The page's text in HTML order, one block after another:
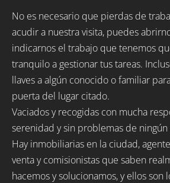
No es necesario que pierdas de
acudir a nuestra visita, puedes
indicarnos el trabajo que tenemos
tranquilo a gestionar tus tareas.
llaves a algún conocido o familiar
puerta del lugar citado.
Vaciados y recogidas con mucha
serenidad y sin problemas de
Hay inmobiliarias en la ciudad,
venta y comisionistas que saben
hacemos y solucionamos, y ellos son